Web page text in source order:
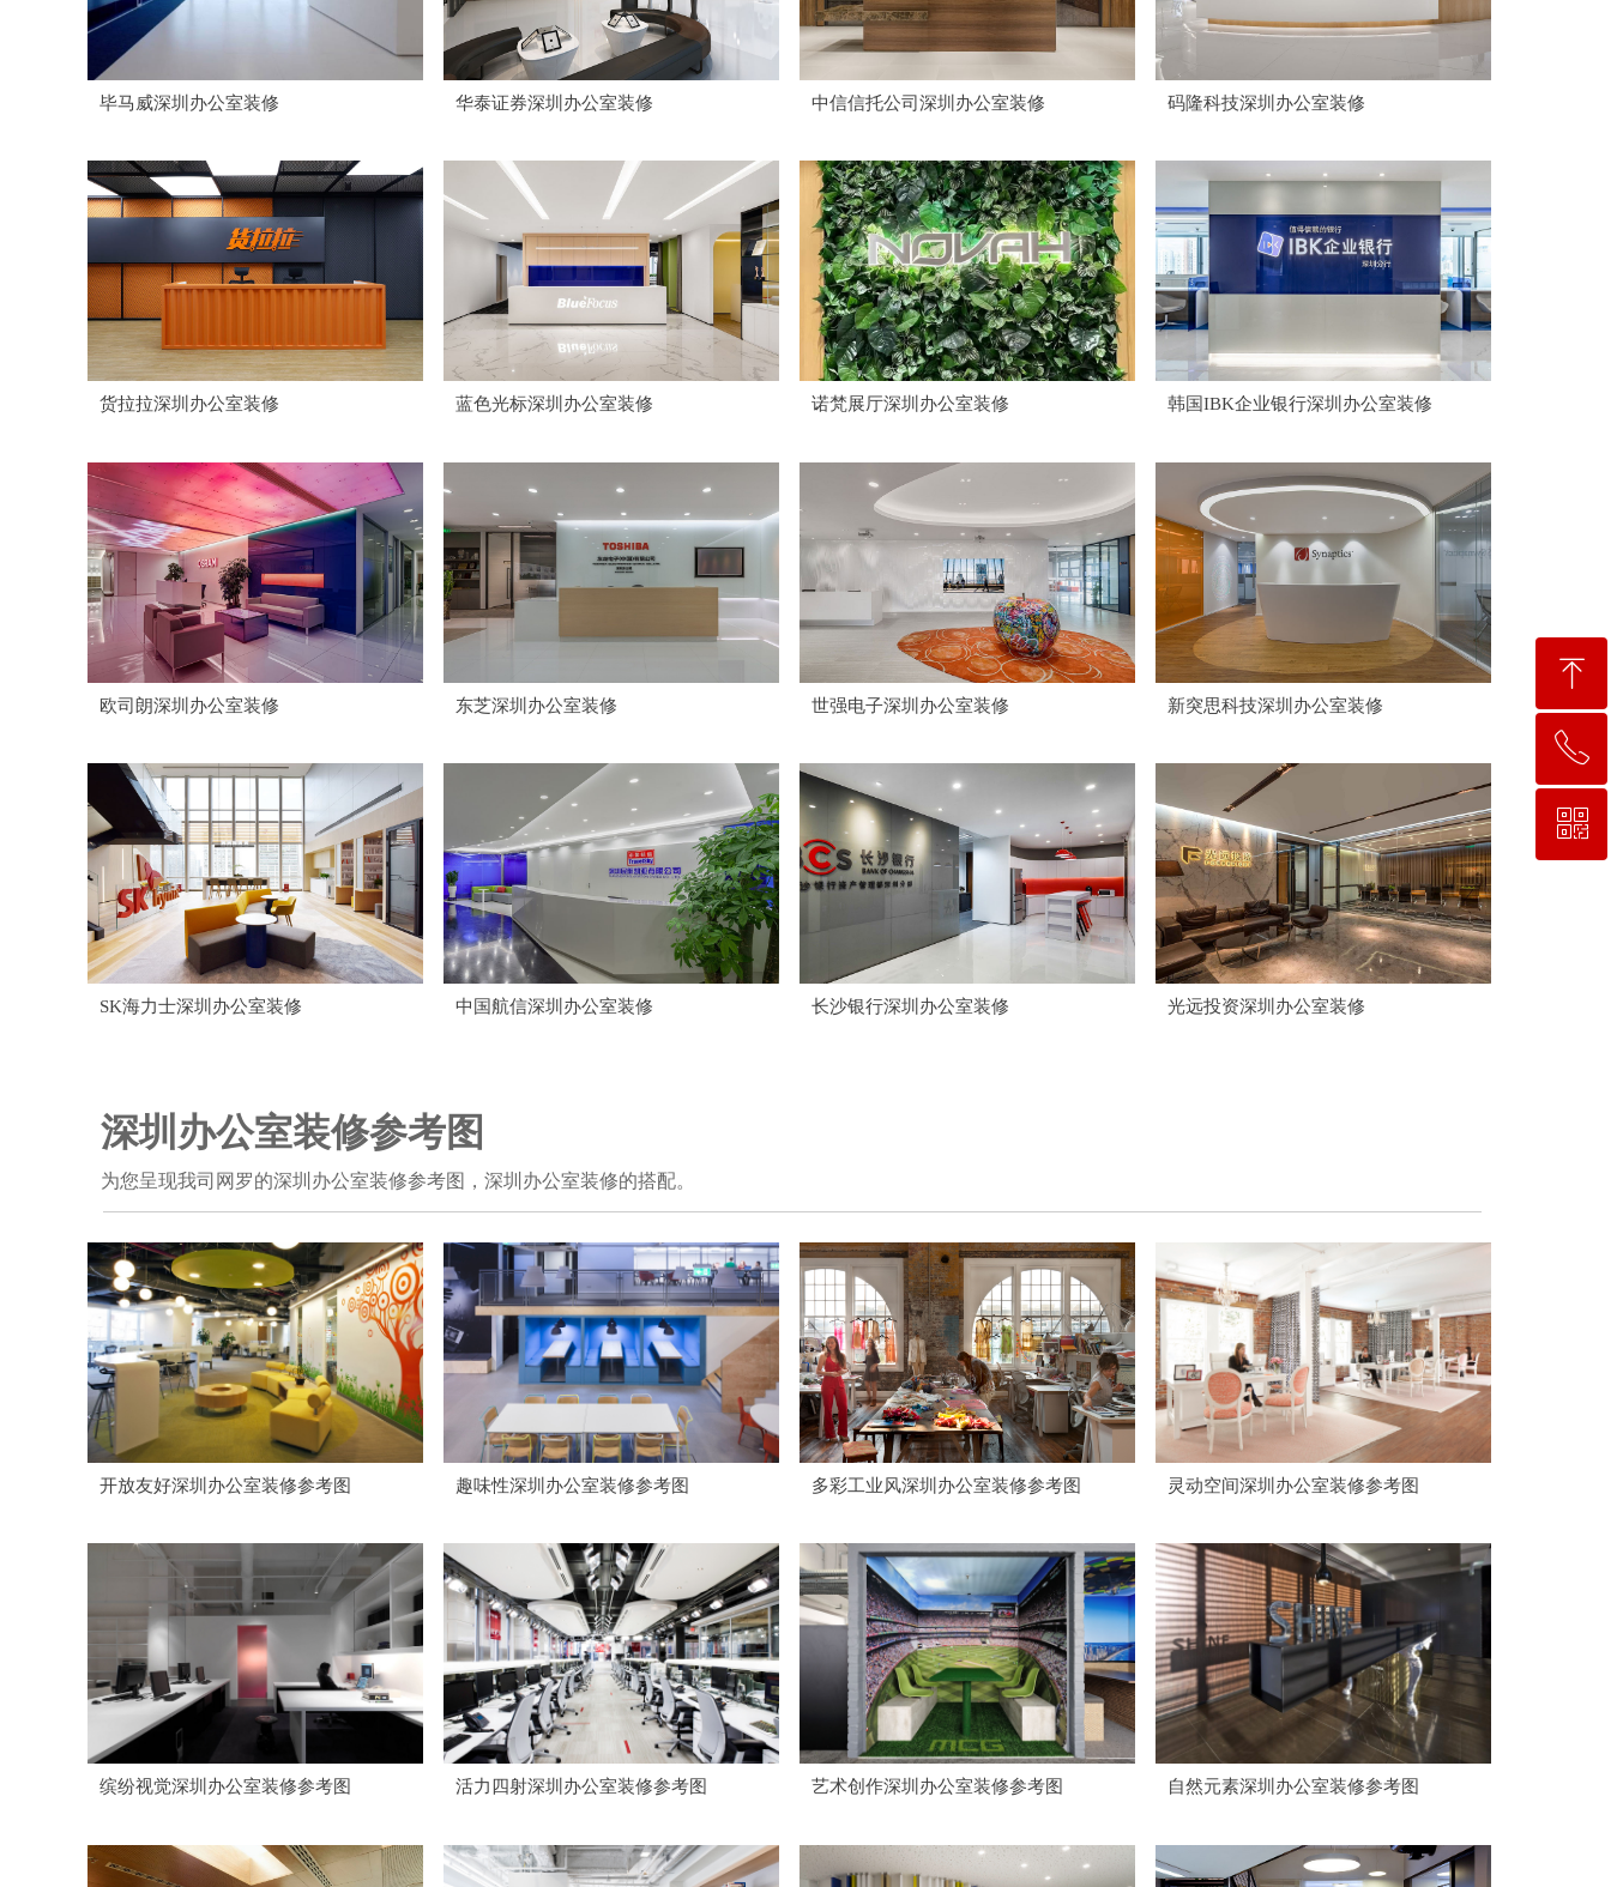
毕马威深圳办公室装修 华泰证券深圳办公室装修 中信信托公司深圳办公室装修 码隆科技深圳办公室装修
货拉拉深圳办公室装修 蓝色光标深圳办公室装修 诺梵展厅深圳办公室装修 韩国IBK企业银行深圳办公室装修
欧司朗深圳办公室装修 东芝深圳办公室装修 世强电子深圳办公室装修 新突思科技深圳办公室装修
SK海力士深圳办公室装修 中国航信深圳办公室装修 长沙银行深圳办公室装修 光远投资深圳办公室装修
深圳办公室装修参考图
为您呈现我司网罗的深圳办公室装修参考图，深圳办公室装修的搭配。
开放友好深圳办公室装修参考图 趣味性深圳办公室装修参考图 多彩工业风深圳办公室装修参考图 灵动空间深圳办公室装修参考图
缤纷视觉深圳办公室装修参考图 活力四射深圳办公室装修参考图 艺术创作深圳办公室装修参考图 自然元素深圳办公室装修参考图
ꁸ
回到顶部
ꂅ
153 0248 4969
ꀥ